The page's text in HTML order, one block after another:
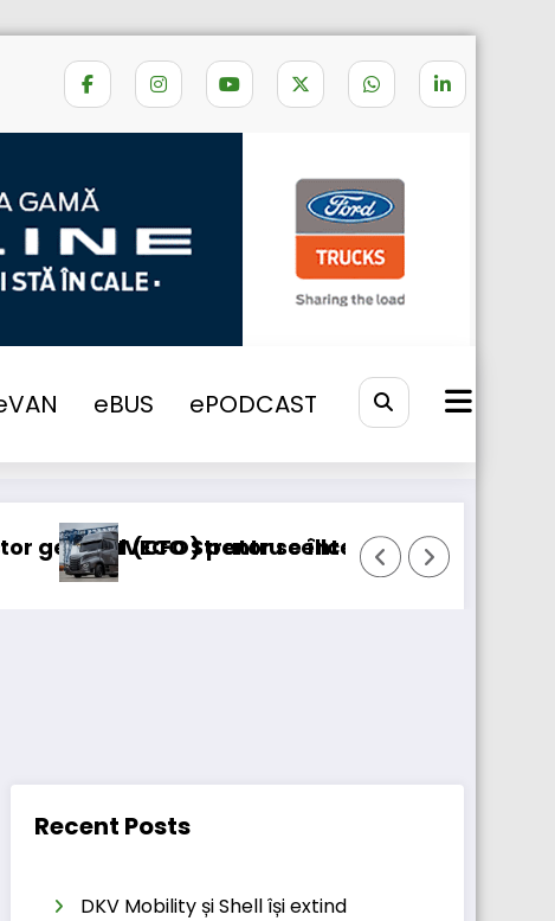
eBUS ePODCAST
camioane conectate
pentru cellcentric
Strator se întoarce BursaTransport/
Recent Posts
DKV Mobility și Shell își extind